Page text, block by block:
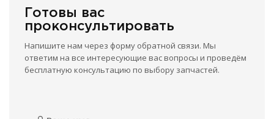
Готовы вас
проконсультировать
Напишите нам через форму обратной связи. Мы
ответим на все интересующие вас вопросы и проведём
бесплатную консультацию по выбору запчастей.